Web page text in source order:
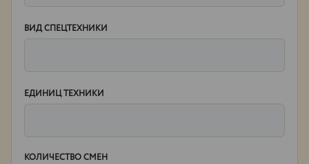
ВИД СПЕЦТЕХНИКИ
ЕДИНИЦ ТЕХНИКИ
КОЛИЧЕСТВО СМЕН